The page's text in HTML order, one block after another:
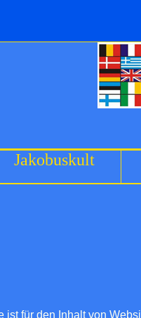
Jakobuskult
ist für den Inhalt von